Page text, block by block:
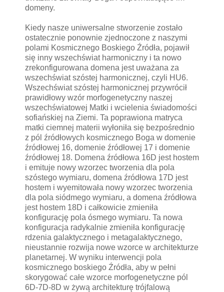
domeny.
Kiedy nasze uniwersalne stworzenie zostało
ostatecznie ponownie zjednoczone z naszymi
polami Kosmicznego Boskiego Źródła, pojawił
się inny wszechświat harmoniczny i ta nowo
zrekonfigurowana domena jest uważana za
wszechświat szóstej harmonicznej, czyli HU6.
Wszechświat szóstej harmonicznej przywrócił
prawidłowy wzór morfogenetyczny naszej
wszechświatowej Matki i wcielenia świadomości
sofiańskiej na Ziemi. Ta poprawiona matryca
matki ciemnej materii wyłoniła się bezpośrednio
z pól źródłowych kosmicznego Boga w domenie
źródłowej 16, domenie źródłowej 17 i domenie
źródłowej 18. Domena źródłowa 16D jest hostem
i emituje nowy wzorzec tworzenia dla pola
szóstego wymiaru, domena źródłowa 17D jest
hostem i wyemitowała nowy wzorzec tworzenia
dla pola siódmego wymiaru, a domena źródłowa
jest hostem 18D i całkowicie zmieniła
konfigurację pola ósmego wymiaru. Ta nowa
konfiguracja radykalnie zmieniła konfigurację
rdzenia galaktycznego i metagalaktycznego,
nieustannie rozwija nowe wzorce w architekturze
planetarnej. W wyniku interwencji pola
kosmicznego boskiego Źródła, aby w pełni
skorygować całe wzorce morfogenetyczne pól
6D-7D-8D w żywą architekturę trójfalową